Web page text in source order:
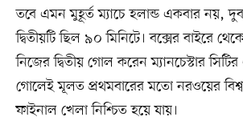
তবে এমন মুহূর্ত ম্যাচে হলান্ড একবার নয়,
দ্বিতীয়টি ছিল ৯০ মিনিটে। বক্সের বাইরে
নিজের দ্বিতীয় গোল করেন ম্যানচেস্টার
গোলেই মূলত প্রথমবারের মতো নরওয়ের
ফাইনাল খেলা নিশ্চিত হয়ে যায়।